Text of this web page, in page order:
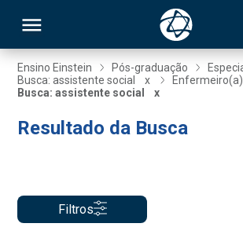
Ensino Einstein Pós-graduação
Busca: assistente social
x
Enfermeiro(a)
Busca: assistente social
x
Resultado da Busca
Filtros